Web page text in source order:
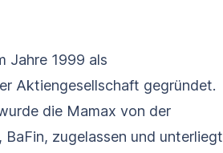
Jahre 1999 als
Aktiengesellschaft gegründet.
die Mamax von der
zugelassen und unterliegt